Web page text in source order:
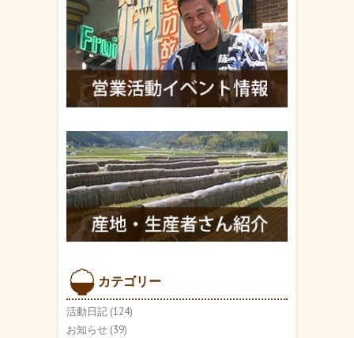
カテゴリー
活動日記 (124)
お知らせ (39)